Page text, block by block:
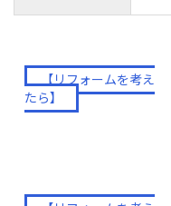
【リフォームを考え
たら】